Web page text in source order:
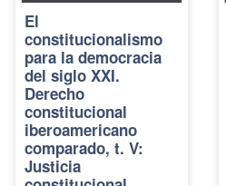
El
constitucionalismo
para la democracia
del siglo XXI.
Derecho
constitucional
iberoamericano
comparado, t. V:
Justicia